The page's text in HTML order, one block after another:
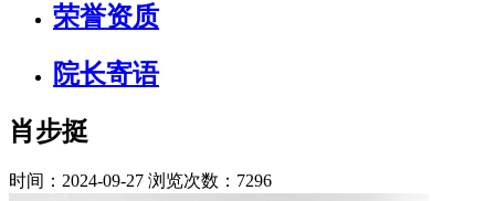
荣誉资质
院长寄语
肖步挺
时间：2024-09-27 浏览次数：7296